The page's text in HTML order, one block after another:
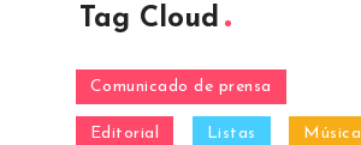
Tag Cloud
Comunicado de prensa
Editorial Listas Música